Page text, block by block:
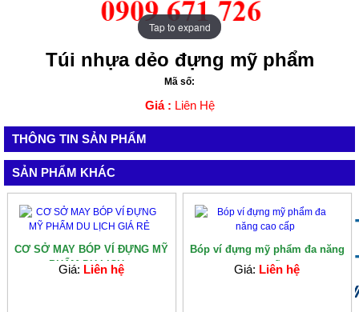
Tap to expand
Tap to expand
Túi nhựa dẻo đựng mỹ phẩm
Mã số:
Giá : Liên Hệ
THÔNG TIN SẢN PHẨM
SẢN PHẨM KHÁC
CƠ SỞ MAY BÓP VÍ ĐỰNG MỸ
PHẨM DU LỊCH...
Giá: Liên hệ
Bóp ví đựng mỹ phẩm đa năng
cao cấp
Giá: Liên hệ